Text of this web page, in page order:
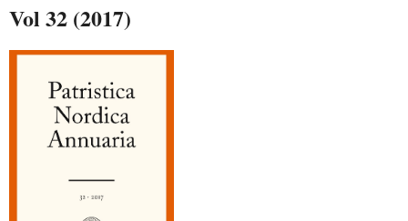
Vol 32 (2017)